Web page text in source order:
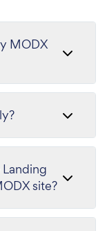
MODX
site?